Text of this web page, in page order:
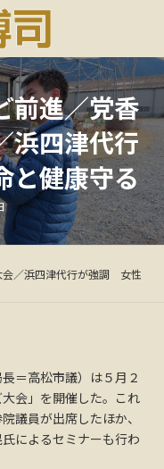
前進／党香
浜四津代行
健康守る
会／浜四津代行が強調 女性
＝高松市議）は５月２
会」を開催した。これ
議員が出席したほか、
によるセミナーも行わ